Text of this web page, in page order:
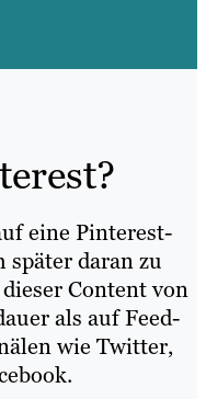
eine Pinterest-
später daran zu
Content von
als auf Feed-
wie Twitter,